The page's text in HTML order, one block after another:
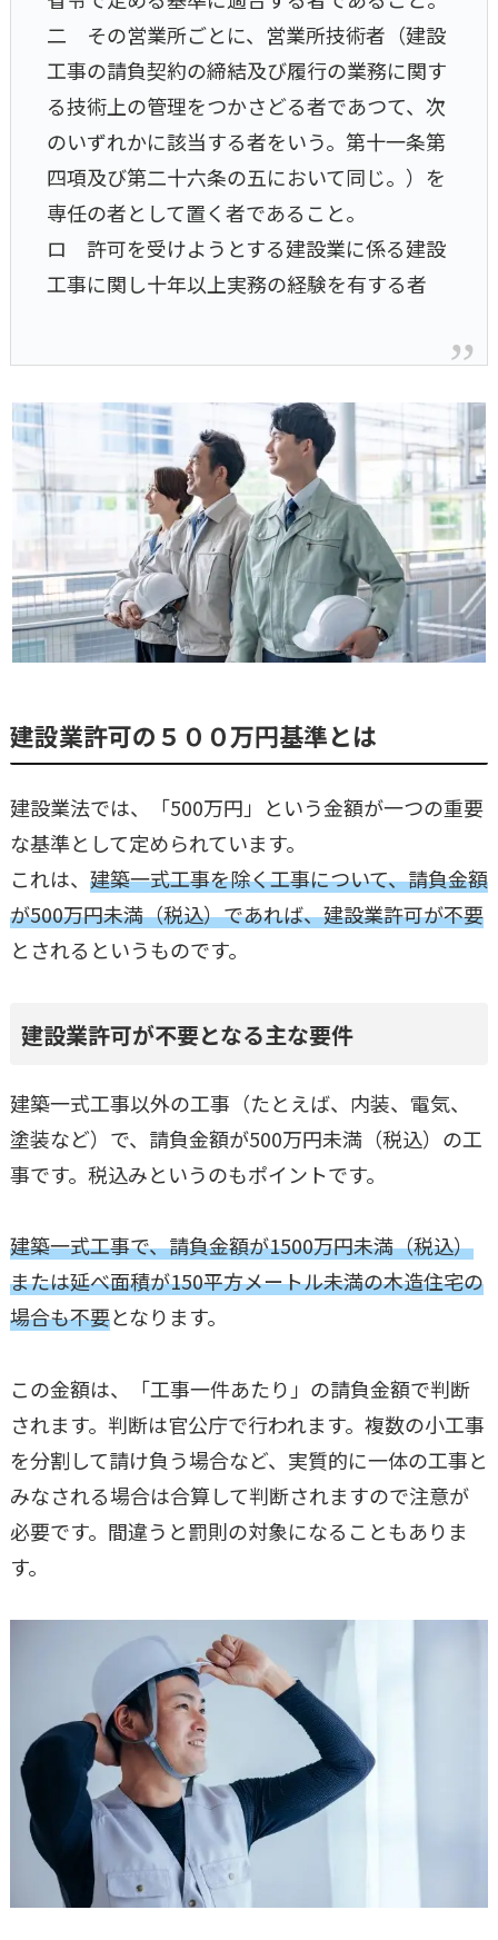
二 その営業所ごとに、営業所技術者（建設
工事の請負契約の締結及び履行の業務に関す
る技術上の管理をつかさどる者であつて、次
のいずれかに該当する者をいう。第十一条第
四項及び第二十六条の五において同じ。）を
専任の者として置く者であること。
ロ 許可を受けようとする建設業に係る建設
工事に関し十年以上実務の経験を有する者
建設業許可の５００万円基準とは
建設業法では、「500万円」という金額が一つの重要
な基準として定められています。
これは、 建築一式工事を除く工事について、請負金額
が500万円未満（税込）であれば、建設業許可が不要
とされるというものです。
建設業許可が不要となる主な要件
建築一式工事以外の工事（たとえば、内装、電気、
塗装など）で、請負金額が500万円未満（税込）の工
事です。税込みというのもポイントです。
建築一式工事で、請負金額が1500万円未満（税込）
または延べ面積が150平方メートル未満の木造住宅の
場合も不要となります。
この金額は、「工事一件あたり」の請負金額で判断
されます。判断は官公庁で行われます。複数の小工事
を分割して請け負う場合など、実質的に一体の工事と
みなされる場合は合算して判断されますので注意が
必要です。間違うと罰則の対象になることもありま
す。